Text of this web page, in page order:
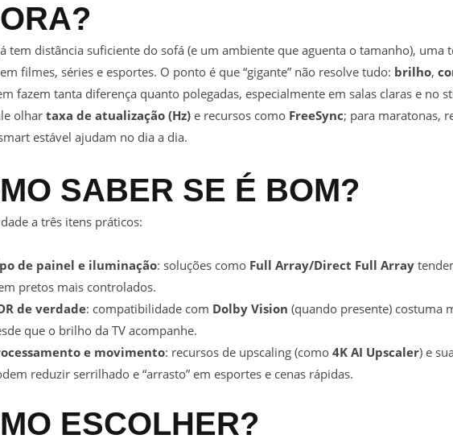
tem distância suficiente do sofá (e um ambiente que aguenta o tamanho), uma
filmes, séries e esportes. O ponto é que “gigante” não resolve tudo: brilho,
fazem tanta diferença quanto polegadas, especialmente em salas claras e no
olhar taxa de atualização (Hz) e recursos como FreeSync; para maratonas,
estável ajudam no dia a dia.
SABER SE É BOM?
a três itens práticos:
de painel e iluminação: soluções como Full Array/Direct Full Array
pretos mais controlados.
de verdade: compatibilidade com Dolby Vision (quando presente) costuma
que o brilho da TV acompanhe.
e movimento: recursos de upscaling (como 4K AI Upscaler) e
reduzir serrilhado e “arrasto” em esportes e cenas rápidas.
ESCOLHER?